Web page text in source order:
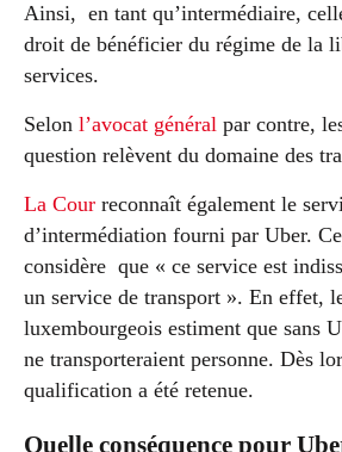
Ainsi, en tant qu’intermédiaire,
droit de bénéficier du régime de la
services.
Selon l’avocat général par contre,
question relèvent du domaine des
La Cour reconnaît également le
d’intermédiation fourni par Uber.
considère que « ce service est
un service de transport ». En effet,
luxembourgeois estiment que sans
ne transporteraient personne. Dès
qualification a été retenue.
Quelle conséquence pour